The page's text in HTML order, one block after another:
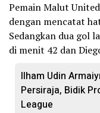
Pemain Malut
dengan mencatat
Sedangkan dua gol
di menit 42 dan
Ilham Udin
Persiraja, Bidik
League